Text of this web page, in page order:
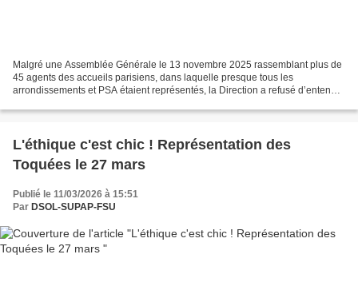
Malgré une Assemblée Générale le 13 novembre 2025 rassemblant plus de
45 agents des accueils parisiens, dans laquelle presque tous les
arrondissements et PSA étaient représentés, la Direction a refusé d’entendre
L'éthique c'est chic ! Représentation des
Toquées le 27 mars
Publié le 11/03/2026 à 15:51
Par DSOL-SUPAP-FSU